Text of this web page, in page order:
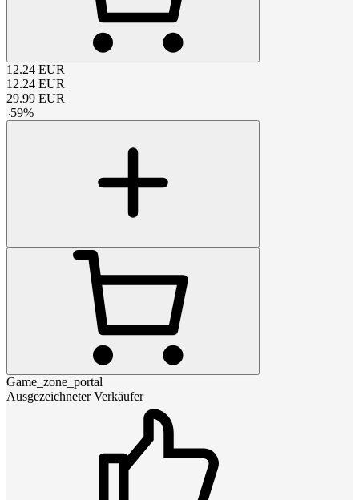
12.24 EUR
12.24 EUR
29.99 EUR
-59%
Game_zone_portal
Ausgezeichneter Verkäufer